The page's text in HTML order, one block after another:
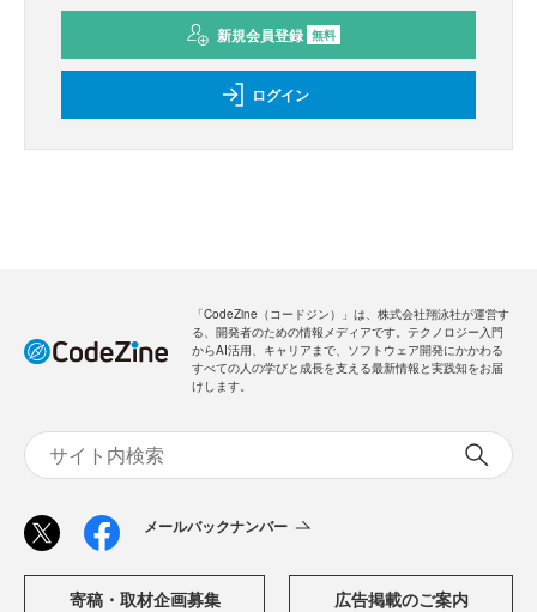
新規会員登録 無料
ログイン
「CodeZine（コードジン）」は、株式会社翔泳社が運営す
る、開発者のための情報メディアです。テクノロジー入門
からAI活用、キャリアまで、ソフトウェア開発にかかわる
すべての人の学びと成長を支える最新情報と実践知をお届
けします。
メールバックナンバー
寄稿・取材企画募集 広告掲載のご案内